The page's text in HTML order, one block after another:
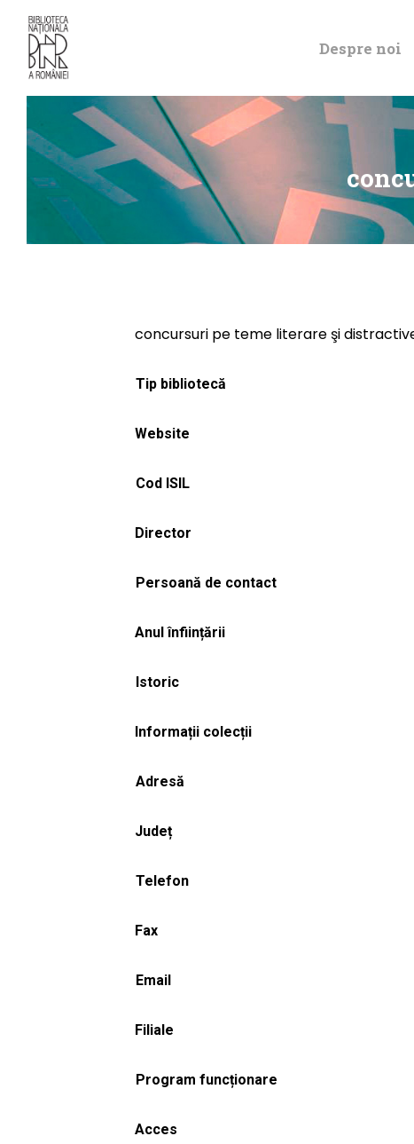
Despre noi
concursuri pe teme literare şi
Tip bibliotecă
Website
Cod ISIL
Director
Persoană de contact
Anul înființării
Istoric
Informații colecții
Adresă
Județ
Telefon
Fax
Email
Filiale
Program funcționare
Acces